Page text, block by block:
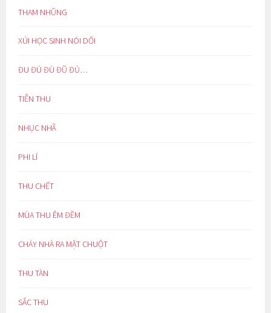
THAM NHŨNG
XÚI HỌC SINH NÓI DỐI
ĐU ĐÚ ĐÙ ĐŨ ĐỦ…
TIỄN THU
NHỤC NHÃ
PHI LÍ
THU CHẾT
MÙA THU ÊM ĐỀM
CHÁY NHÀ RA MẶT CHUỘT
THU TÀN
SẮC THU